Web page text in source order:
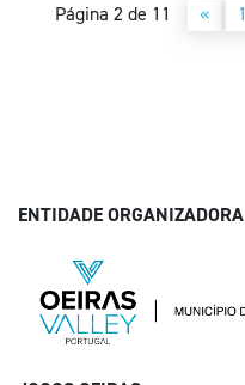
Página 2 de 11 « 1
ENTIDADE ORGANIZADORA